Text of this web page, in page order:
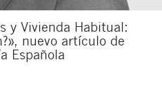
y Vivienda Habitual:
nuevo artículo de
Española